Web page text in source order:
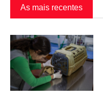
As mais recentes